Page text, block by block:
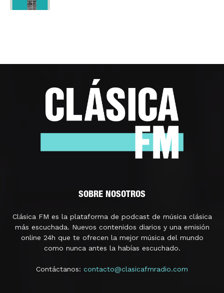
SOBRE NOSOTROS
Clásica FM es la plataforma de podcast de música clásica
más escuchada. Nuevos contenidos diarios y una emisión
online 24h que te ofrecen la mejor música del mundo
como nunca antes la habías escuchado.
Contáctanos: contacto@clasicafmradio.com